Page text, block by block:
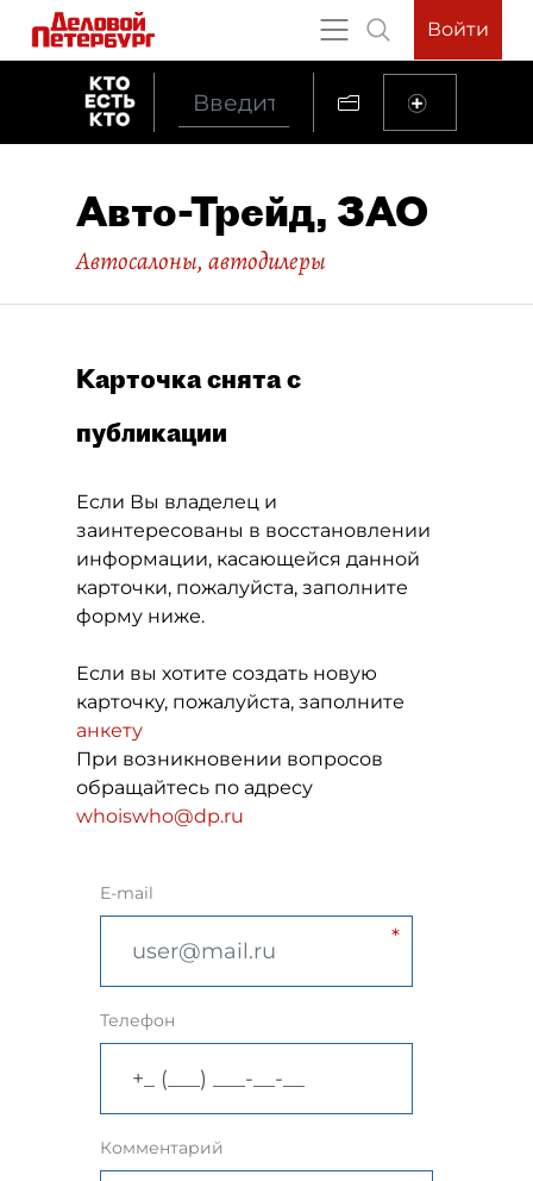
Войти
Авто-Трейд, ЗАО
Автосалоны, автодилеры
Карточка снята с
публикации
Если Вы владелец и
заинтересованы в восстановлении
информации, касающейся данной
карточки, пожалуйста, заполните
форму ниже.
Если вы хотите создать новую
карточку, пожалуйста, заполните
анкету
При возникновении вопросов
обращайтесь по адресу
whoiswho@dp.ru
E-mail
Телефон
Комментарий